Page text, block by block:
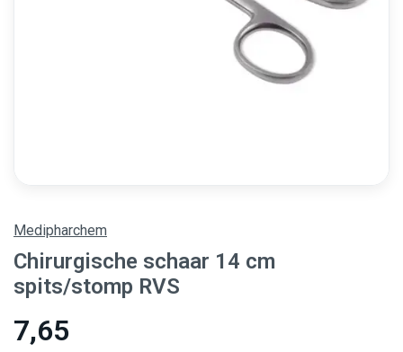
Medipharchem
Chirurgische schaar 14 cm
spits/stomp RVS
7,65